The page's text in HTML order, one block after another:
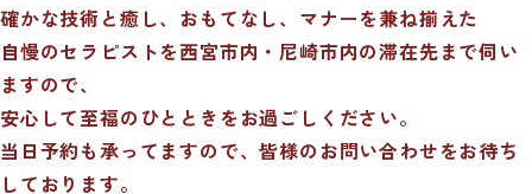
確かな技術と癒し、おもてなし、マナーを兼ね揃えた
自慢のセラピストを西宮市内・尼崎市内の滞在先まで伺い
ますので、
安心して至福のひとときをお過ごしください。
当日予約も承ってますので、皆様のお問い合わせをお待ち
しております。